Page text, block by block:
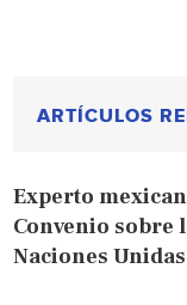
ARTÍCULOS
Experto
Convenio sobre
Naciones